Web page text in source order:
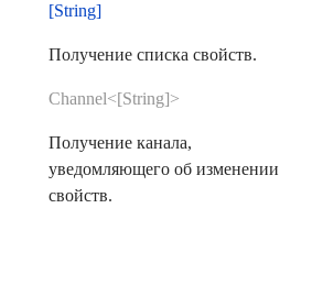
[String]
Получение списка свойств.
Channel<[String]>
Получение канала,
уведомляющего об изменении
свойств.